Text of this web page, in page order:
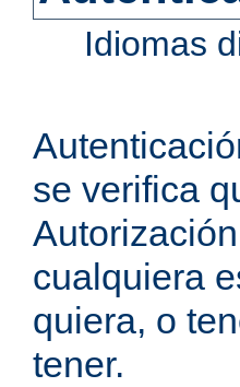
Idiomas
se verifica
cualquiera
quiera, o
tener.